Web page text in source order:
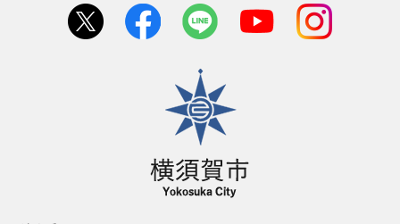
横須賀市